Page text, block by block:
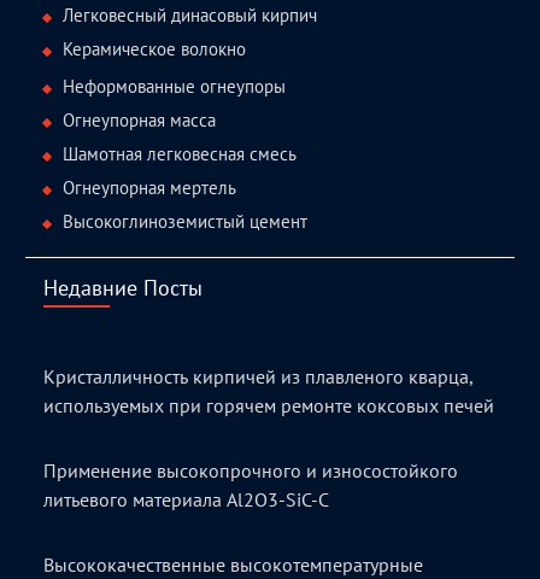
Легковесный динасовый кирпич
Керамическое волокно
Неформованные огнеупоры
Огнеупорная масса
Шамотная легковесная смесь
Огнеупорная мертель
Высокоглиноземистый цемент
Недавние Посты
Кристалличность кирпичей из плавленого кварца,
используемых при горячем ремонте коксовых печей
Применение высокопрочного и износостойкого
литьевого материала Al2O3-SiC-C
Высококачественные высокотемпературные